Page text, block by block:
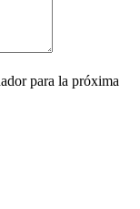
para la próxima